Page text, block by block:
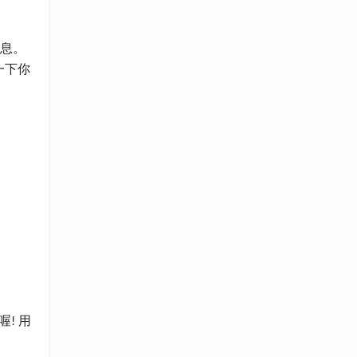
。
下你
! 用